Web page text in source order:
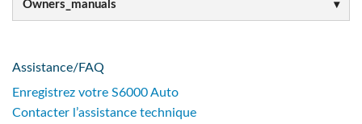
Owners_manuals
Assistance/FAQ
Enregistrez votre S6000 Auto
Contacter l’assistance technique